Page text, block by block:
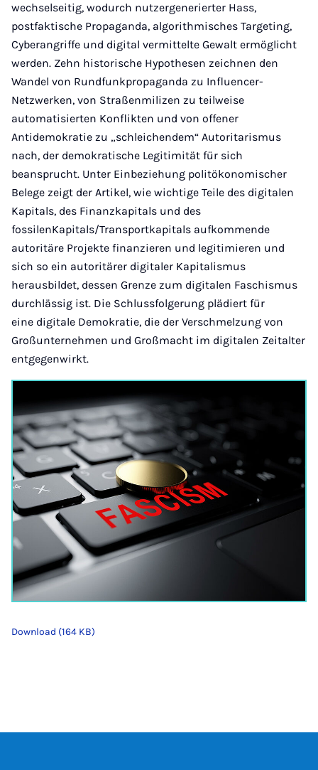
wechselseitig, wodurch nutzergenerierter Hass,
postfaktische Propaganda, algorithmisches Targeting,
Cyberangriffe und digital vermittelte Gewalt ermöglicht
werden. Zehn historische Hypothesen zeichnen den
Wandel von Rundfunkpropaganda zu Influencer-
Netzwerken, von Straßenmilizen zu teilweise
automatisierten Konflikten und von offener
Antidemokratie zu „schleichendem“ Autoritarismus
nach, der demokratische Legitimität für sich
beansprucht. Unter Einbeziehung politökonomischer
Belege zeigt der Artikel, wie wichtige Teile des digitalen
Kapitals, des Finanzkapitals und des
fossilenKapitals/Transportkapitals aufkommende
autoritäre Projekte finanzieren und legitimieren und
sich so ein autoritärer digitaler Kapitalismus
herausbildet, dessen Grenze zum digitalen Faschismus
durchlässig ist. Die Schlussfolgerung plädiert für
eine digitale Demokratie, die der Verschmelzung von
Großunternehmen und Großmacht im digitalen Zeitalter
entgegenwirkt.
Download (164 KB)